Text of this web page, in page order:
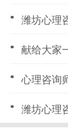
潍坊心理
献给大家
心理咨询
潍坊心理